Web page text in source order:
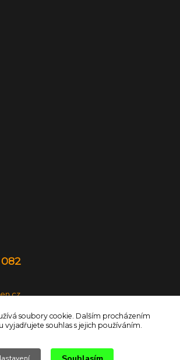
soubory cookie. Dalším procházením
souhlas s jejich používáním.